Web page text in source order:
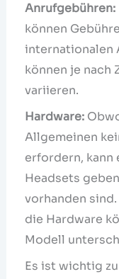
Anrufgebühren:
können
internationalen
können je nach
variieren.
Hardware:
Allgemeinen
erfordern, kann
Headsets
vorhanden
die Hardware
Modell
Es ist wichtig